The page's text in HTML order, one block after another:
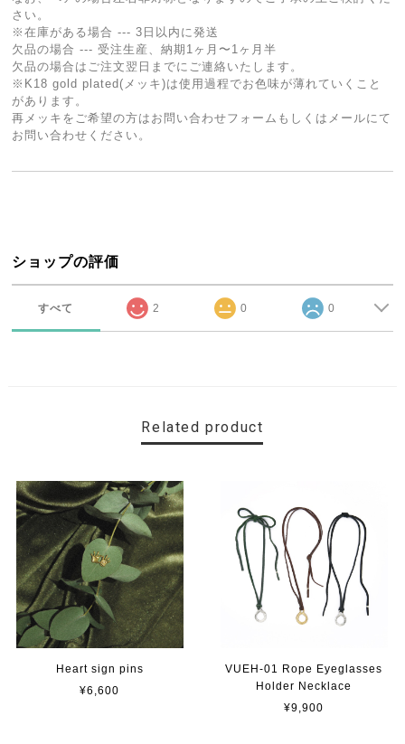
さい。
※在庫がある場合 --- 3日以内に発送
欠品の場合 --- 受注生産、納期1ヶ月〜1ヶ月半
欠品の場合はご注文翌日までにご連絡いたします。
※K18 gold plated(メッキ)は使用過程でお色味が薄れていくこと
があります。
再メッキをご希望の方はお問い合わせフォームもしくはメールにて
お問い合わせください。
ショップの評価
すべて 2 0 0
Related product
Heart sign pins
¥6,600
VUEH-01 Rope Eyeglasses
Holder Necklace
¥9,900